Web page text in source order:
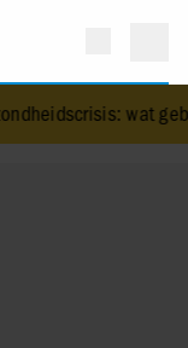
wat gebeurde er